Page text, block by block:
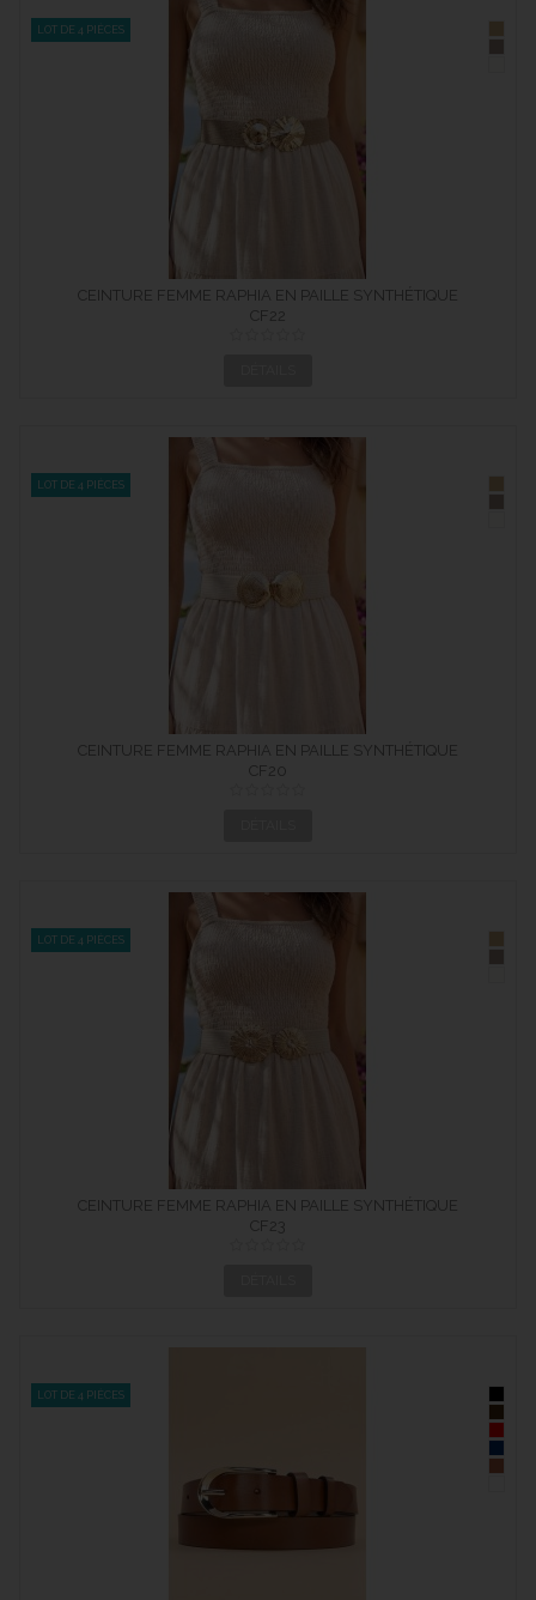
LOT DE 4 PIÈCES
CEINTURE FEMME RAPHIA EN PAILLE SYNTHÉTIQUE
ÉLASTIQUÉ...
CF22
LOT DE 4 PIÈCES
CEINTURE FEMME RAPHIA EN PAILLE SYNTHÉTIQUE
ÉLASTIQUÉ...
CF20
LOT DE 4 PIÈCES
CEINTURE FEMME RAPHIA EN PAILLE SYNTHÉTIQUE
ÉLASTIQUÉ...
CF23
LOT DE 4 PIÈCES